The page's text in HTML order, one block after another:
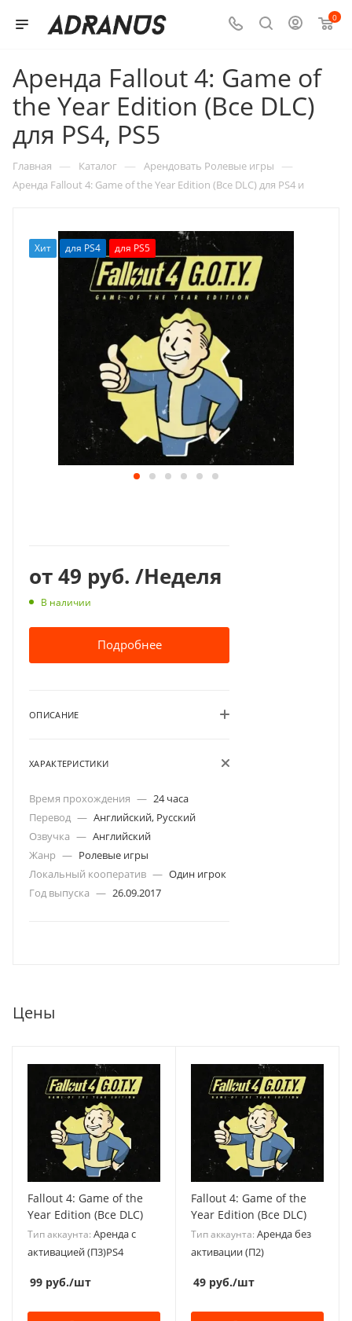
0
Аренда Fallout 4: Game of
the Year Edition (Все DLC)
для PS4, PS5
Главная — Каталог — Арендовать Ролевые игры —
Аренда Fallout 4: Game of the Year Edition (Все DLC) для PS4 и
Хит для PS4 для PS5
от49 руб. /Неделя
В наличии
Подробнее
ОПИСАНИЕ
ХАРАКТЕРИСТИКИ
Время прохождения — 24 часа
Перевод — Английский, Русский
Озвучка — Английский
Жанр — Ролевые игры
Локальный кооператив — Один игрок
Год выпуска — 26.09.2017
Цены
Fallout 4: Game of the
Year Edition (Все DLC)
Тип аккаунта: Аренда с
активацией (П3)PS4
99 руб./шт
Fallout 4: Game of the
Year Edition (Все DLC)
Тип аккаунта: Аренда без
активации (П2)
49 руб./шт